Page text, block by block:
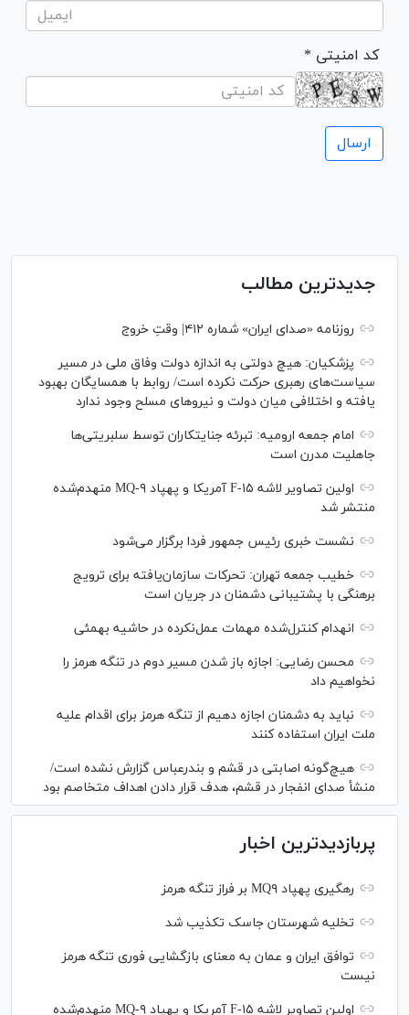
* کد امنیتی
جدیدترین مطالب
روزنامه «صدای ایران» شماره ۴۱۲| وقتِ خروج
پزشکیان: هیچ دولتی به اندازه دولت وفاق ملی در مسیر
سیاست‌های رهبری حرکت نکرده است/ روابط با همسایگان بهبود
یافته و اختلافی میان دولت و نیروهای مسلح وجود ندارد
امام جمعه ارومیه: تبرئه جنایتکاران توسط سلبریتی‌ها
جاهلیت مدرن است
اولین تصاویر لاشه F-۱۵ آمریکا و پهپاد MQ-۹ منهدم‌شده
منتشر شد
نشست خبری رئیس‌ جمهور فردا برگزار می‌شود
خطیب جمعه تهران: تحرکات سازمان‌یافته برای ترویج
برهنگی با پشتیبانی دشمنان در جریان است
انهدام کنترل‌شده مهمات عمل‌نکرده در حاشیه بهمئی
محسن رضایی: اجازه باز شدن مسیر دوم در تنگه هرمز را
نخواهیم داد
نباید به دشمنان اجازه دهیم از تنگه هرمز برای اقدام علیه
ملت ایران استفاده کنند
هیچ‌گونه اصابتی در قشم و بندرعباس گزارش نشده است/
منشأ صدای انفجار در قشم، هدف قرار دادن اهداف متخاصم بود
پربازدیدترین اخبار
رهگیری پهپاد MQ۹ بر فراز تنگه هرمز
تخلیه شهرستان جاسک تکذیب شد
توافق ایران و عمان به معنای بازگشایی فوری تنگه هرمز
نیست
اولین تصاویر لاشه F-۱۵ آمریکا و پهپاد MQ-۹ منهدم‌شده